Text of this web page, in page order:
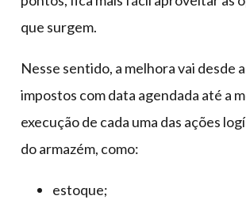
que surgem.
Nesse sentido, a melhora vai desde
impostos com data agendada até a
execução de cada uma das ações
do armazém, como:
estoque;